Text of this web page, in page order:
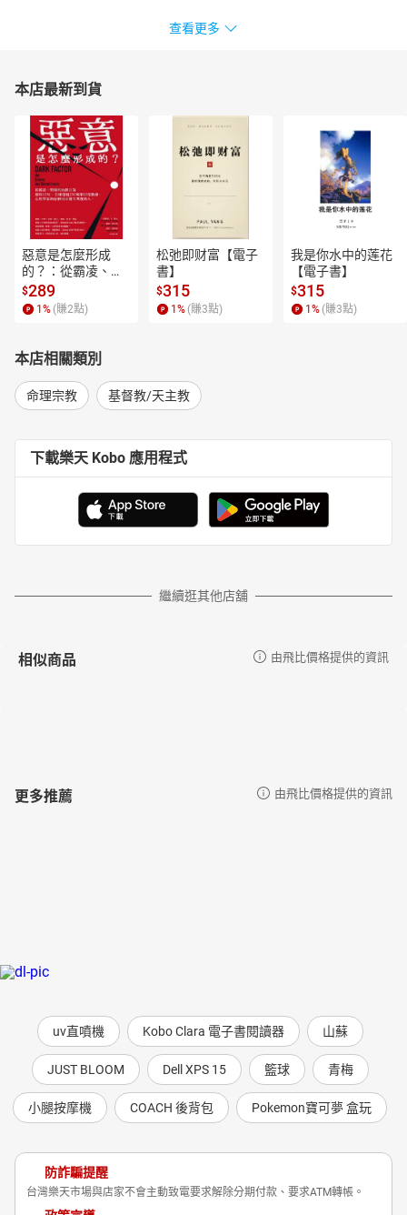
查看更多
本店最新到貨
惡意是怎麼形成
的？：從霸凌、劈
腿到仇恨言論，歷
時15年、全球超過
250萬筆研究數
揪出身邊有問題的
人！【電子書】
$289
1 % (賺2點)
松弛即财富【電子
書】
$315
1 % (賺3點)
我是你水中的莲花
【電子書】
$315
1 % (賺3點)
本店相關類別
命理宗教 基督教/天主教
下載樂天 Kobo 應用程式
繼續逛其他店舖
相似商品 由飛比價格提供的資訊
更多推薦 由飛比價格提供的資訊
uv直噴機 Kobo Clara 電子書閱讀器 山蘇
JUST BLOOM Dell XPS 15 籃球 青梅
小腿按摩機 COACH 後背包 Pokemon寶可夢 盒玩
防詐騙提醒
台灣樂天市場與店家不會主動致電要求解除分期付款、要求ATM轉帳。